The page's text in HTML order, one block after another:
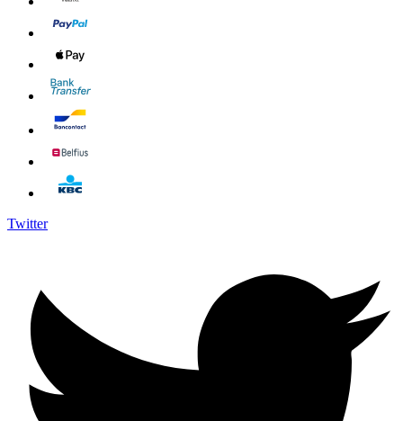
Twitter